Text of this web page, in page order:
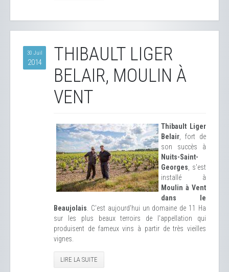
30 Juil
2014
THIBAULT LIGER
BELAIR, MOULIN À
VENT
Thibault Liger
Belair , fort de
son succès à
Nuits-Saint-
Georges , s'est
installé à
Moulin à Vent
dans le
Beaujolais . C'est aujourd'hui un domaine de 11 Ha
sur les plus beaux terroirs de l'appellation qui
produisent de fameux vins à partir de très vieilles
vignes.
LIRE LA SUITE